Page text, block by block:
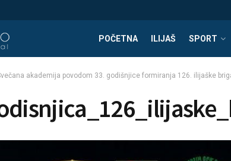
POČETNA ILIJAŠ SPORT
akademija povodom 33. godišnjice formiranja 126. ilijaške